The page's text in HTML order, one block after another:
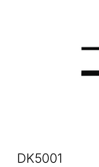
DK5001